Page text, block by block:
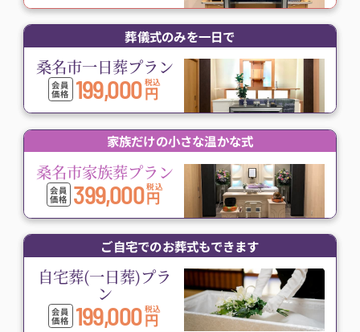
葬儀式のみを一日で
桑名市一日葬プラン
会員
価格 199,000 税込
円
家族だけの小さな温かな式
桑名市家族葬プラン
会員
価格 399,000 税込
円
ご自宅でのお葬式もできます
自宅葬(一日葬)プラ
ン
会員
価格 199,000 税込
円